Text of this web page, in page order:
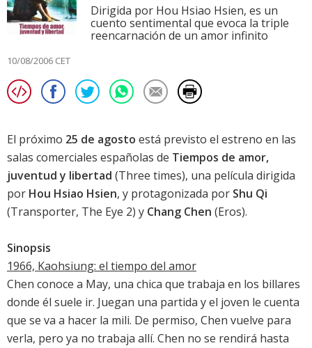
Dirigida por Hou Hsiao Hsien, es un
cuento sentimental que evoca la triple
reencarnación de un amor infinito
10/08/2006 CET
El próximo 25 de agosto está previsto el estreno en las
salas comerciales españolas de Tiempos de amor,
juventud y libertad (Three times), una película dirigida
por Hou Hsiao Hsien, y protagonizada por Shu Qi
(Transporter, The Eye 2) y Chang Chen (Eros).
Sinopsis
1966, Kaohsiung: el tiempo del amor
Chen conoce a May, una chica que trabaja en los billares
donde él suele ir. Juegan una partida y el joven le cuenta
que se va a hacer la mili. De permiso, Chen vuelve para
verla, pero ya no trabaja allí. Chen no se rendirá hasta